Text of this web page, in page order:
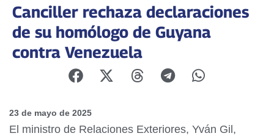
Canciller rechaza declaraciones
de su homólogo de Guyana
contra Venezuela
23 de mayo de 2025
El ministro de Relaciones Exteriores, Yván Gil,